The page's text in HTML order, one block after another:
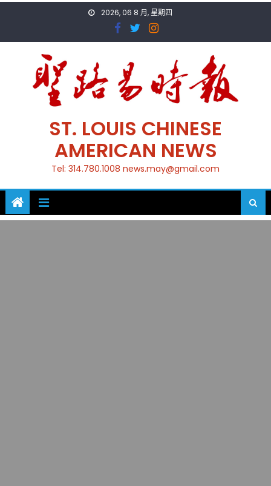
2026, 06 8 月, 星期四
ST. LOUIS CHINESE
AMERICAN NEWS
Tel: 314.780.1008 news.may@gmail.com